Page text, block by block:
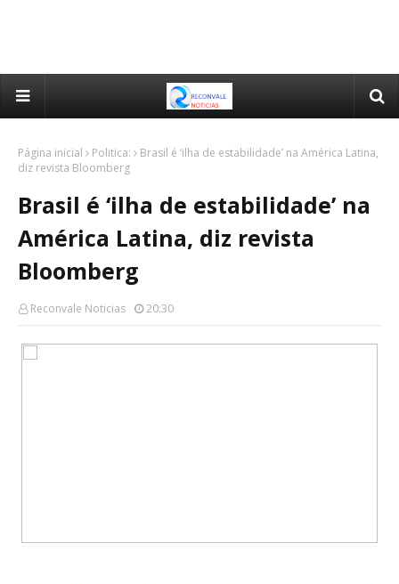
Página inicial Politica:
Brasil é ‘ilha de estabilidade’ na América Latina,
diz revista Bloomberg
Brasil é ‘ilha de estabilidade’ na
América Latina, diz revista
Bloomberg
Reconvale Noticias 20:30